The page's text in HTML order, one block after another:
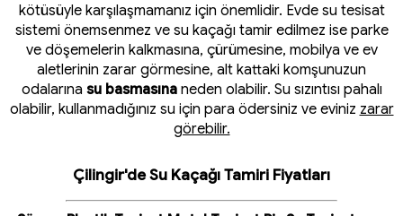
kötüsüyle karşılaşmamanız için önemlidir. Evde su tesisat
sistemi önemsenmez ve su kaçağı tamir edilmez ise parke
ve döşemelerin kalkmasına, çürümesine, mobilya ve ev
aletlerinin zarar görmesine, alt kattaki komşunuzun
odalarına su basmasınaneden olabilir. Su sızıntısı pahalı
olabilir, kullanmadığınız su için para ödersiniz ve eviniz zarar
görebilir.
Çilingir'de Su Kaçağı Tamiri Fiyatları